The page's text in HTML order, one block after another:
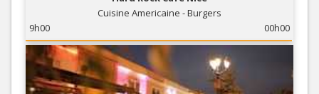
Cuisine Americaine - Burgers
9h00
00h00